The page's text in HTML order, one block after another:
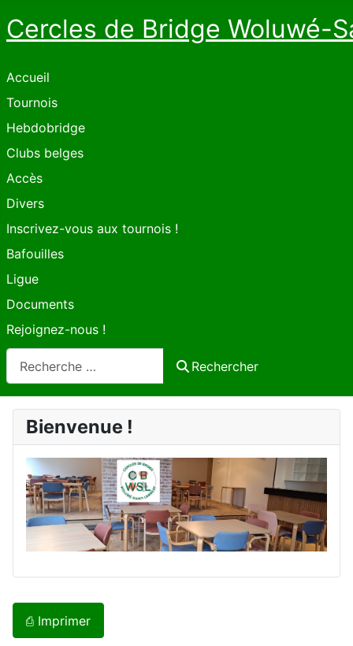
Cercles de Bridge Woluwé-
Accueil
Tournois
Hebdobridge
Clubs belges
Accès
Divers
Inscrivez-vous aux tournois !
Bafouilles
Ligue
Documents
Rejoignez-nous !
Rechercher
Bienvenue !
⎙ Imprimer